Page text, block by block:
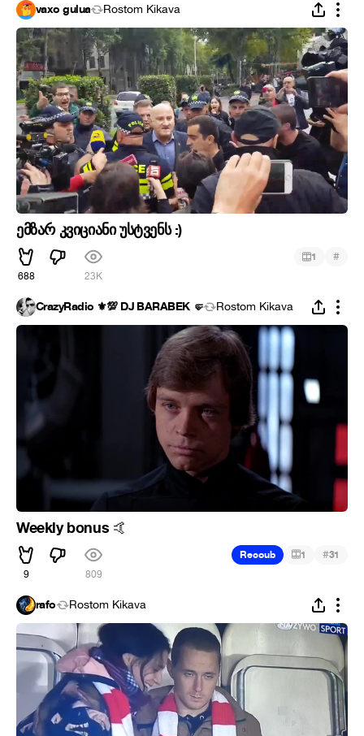
vaxo gulua Rostom Kikava
ემზარ კვიციანი უსტვენს :)
688 23K
1 #
CrazyRadio ⚜️💯 DJ BARABEK 🤛 Rostom Kikava
Weekly bonus 🤙
9 809
Recoub 1 #31
rafo Rostom Kikava